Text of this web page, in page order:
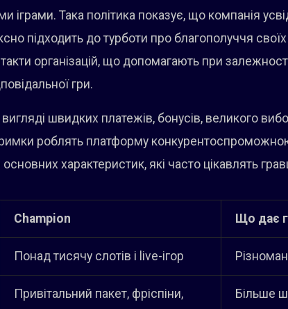
іграми. Така політика показує, що компанія
підходить до турботи про благополуччя
організацій, що допомагають при
гри.
швидких платежів, бонусів, великого
роблять платформу
характеристик, які часто цікавлять
Champion Що дає
Понад тисячу слотів і live-ігор
Привітальний пакет, фріспіни,
Більше